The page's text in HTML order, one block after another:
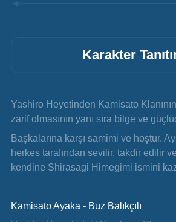
Karakter
Yashiro Heyetinden Kamisato Klanının
zarif olmasının yanı sıra bilge ve
Başkalarına karşı samimi ve hoştur.
herkes tarafından sevilir, takdir edilir
kendine Shirasagi Himegimi ismini
Kamisato Ayaka - Buz Balıkçılı